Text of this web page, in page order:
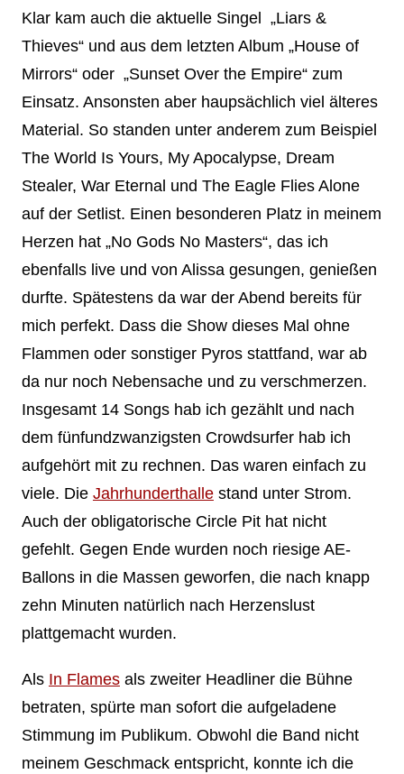
Klar kam auch die aktuelle Singel „Liars &
Thieves“ und aus dem letzten Album „House of
Mirrors“ oder „Sunset Over the Empire“ zum
Einsatz. Ansonsten aber haupsächlich viel älteres
Material. So standen unter anderem zum Beispiel
The World Is Yours, My Apocalypse, Dream
Stealer, War Eternal und The Eagle Flies Alone
auf der Setlist. Einen besonderen Platz in meinem
Herzen hat „No Gods No Masters“, das ich
ebenfalls live und von Alissa gesungen, genießen
durfte. Spätestens da war der Abend bereits für
mich perfekt. Dass die Show dieses Mal ohne
Flammen oder sonstiger Pyros stattfand, war ab
da nur noch Nebensache und zu verschmerzen.
Insgesamt 14 Songs hab ich gezählt und nach
dem fünfundzwanzigsten Crowdsurfer hab ich
aufgehört mit zu rechnen. Das waren einfach zu
viele. Die Jahrhunderthallestand unter Strom.
Auch der obligatorische Circle Pit hat nicht
gefehlt. Gegen Ende wurden noch riesige AE-
Ballons in die Massen geworfen, die nach knapp
zehn Minuten natürlich nach Herzenslust
plattgemacht wurden.
Als In Flamesals zweiter Headliner die Bühne
betraten, spürte man sofort die aufgeladene
Stimmung im Publikum. Obwohl die Band nicht
meinem Geschmack entspricht, konnte ich die